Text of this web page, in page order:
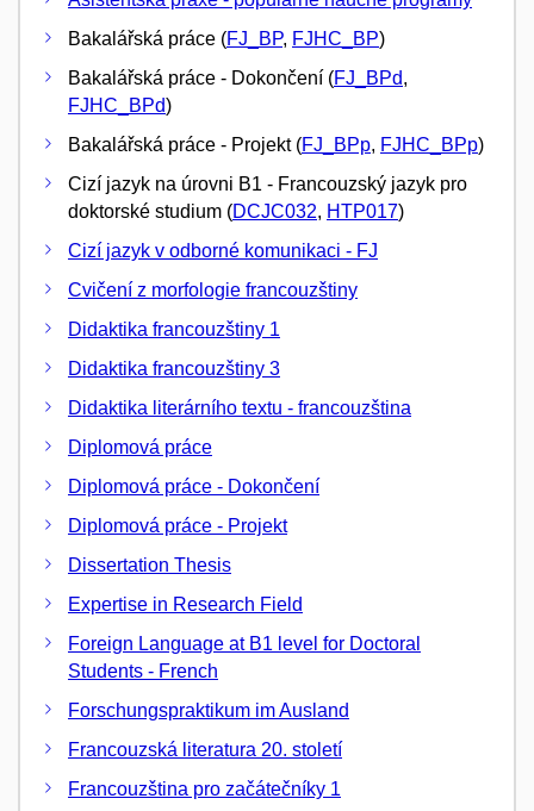
Bakalářská práce (FJ_BP, FJHC_BP)
Bakalářská práce - Dokončení (FJ_BPd,
FJHC_BPd)
Bakalářská práce - Projekt (FJ_BPp, FJHC_BPp)
Cizí jazyk na úrovni B1 - Francouzský jazyk pro
doktorské studium (DCJC032, HTP017)
Cizí jazyk v odborné komunikaci - FJ
Cvičení z morfologie francouzštiny
Didaktika francouzštiny 1
Didaktika francouzštiny 3
Didaktika literárního textu - francouzština
Diplomová práce
Diplomová práce - Dokončení
Diplomová práce - Projekt
Dissertation Thesis
Expertise in Research Field
Foreign Language at B1 level for Doctoral
Students - French
Forschungspraktikum im Ausland
Francouzská literatura 20. století
Francouzština pro začátečníky 1